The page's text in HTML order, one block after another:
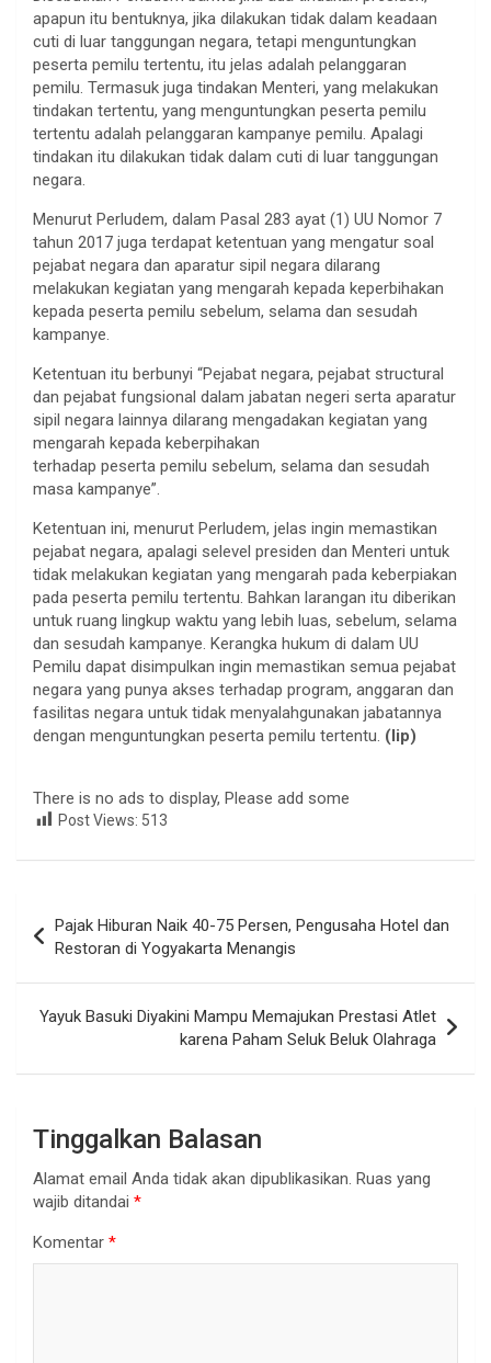
apapun itu bentuknya, jika dilakukan tidak dalam keadaan
cuti di luar tanggungan negara, tetapi menguntungkan
peserta pemilu tertentu, itu jelas adalah pelanggaran
pemilu. Termasuk juga tindakan Menteri, yang melakukan
tindakan tertentu, yang menguntungkan peserta pemilu
tertentu adalah pelanggaran kampanye pemilu. Apalagi
tindakan itu dilakukan tidak dalam cuti di luar tanggungan
negara.
Menurut Perludem, dalam Pasal 283 ayat (1) UU Nomor 7
tahun 2017 juga terdapat ketentuan yang mengatur soal
pejabat negara dan aparatur sipil negara dilarang
melakukan kegiatan yang mengarah kepada keperbihakan
kepada peserta pemilu sebelum, selama dan sesudah
kampanye.
Ketentuan itu berbunyi “Pejabat negara, pejabat structural
dan pejabat fungsional dalam jabatan negeri serta aparatur
sipil negara lainnya dilarang mengadakan kegiatan yang
mengarah kepada keberpihakan
terhadap peserta pemilu sebelum, selama dan sesudah
masa kampanye”.
Ketentuan ini, menurut Perludem, jelas ingin memastikan
pejabat negara, apalagi selevel presiden dan Menteri untuk
tidak melakukan kegiatan yang mengarah pada keberpiakan
pada peserta pemilu tertentu. Bahkan larangan itu diberikan
untuk ruang lingkup waktu yang lebih luas, sebelum, selama
dan sesudah kampanye. Kerangka hukum di dalam UU
Pemilu dapat disimpulkan ingin memastikan semua pejabat
negara yang punya akses terhadap program, anggaran dan
fasilitas negara untuk tidak menyalahgunakan jabatannya
dengan menguntungkan peserta pemilu tertentu. (lip)
There is no ads to display, Please add some
Post Views: 513
pos
Pajak Hiburan Naik 40-75 Persen, Pengusaha Hotel dan
Restoran di Yogyakarta Menangis
Yayuk Basuki Diyakini Mampu Memajukan Prestasi Atlet
karena Paham Seluk Beluk Olahraga
Tinggalkan Balasan
Alamat email Anda tidak akan dipublikasikan. Ruas yang
wajib ditandai *
Komentar *